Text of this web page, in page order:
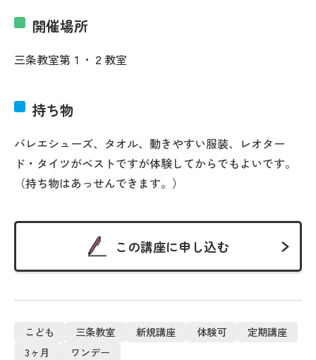
開催場所
三条教室第１・２教室
持ち物
バレエシューズ、タオル、動きやすい服装、レオター
ド・タイツがベストですが体験してからでもよいです。
（持ち物はあっせんできます。）
この講座に申し込む
こども 三条教室 新規講座 体験可
定期講座
3ヶ月
ワンデー